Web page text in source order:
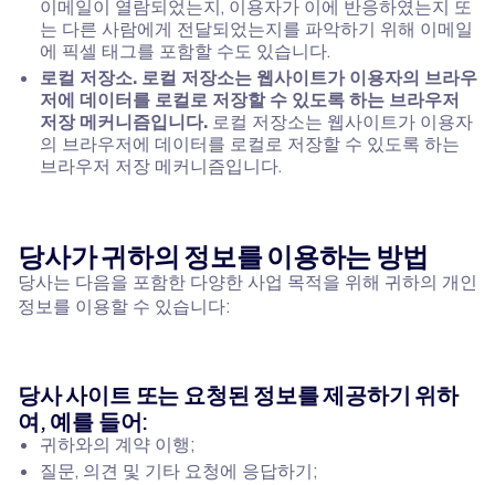
이메일이 열람되었는지, 이용자가 이에 반응하였는지 또
는 다른 사람에게 전달되었는지를 파악하기 위해 이메일
에 픽셀 태그를 포함할 수도 있습니다.
로컬 저장소. 로컬 저장소는 웹사이트가 이용자의 브라우
저에 데이터를 로컬로 저장할 수 있도록 하는 브라우저
저장 메커니즘입니다. 로컬 저장소는 웹사이트가 이용자
의 브라우저에 데이터를 로컬로 저장할 수 있도록 하는
브라우저 저장 메커니즘입니다.
당사가 귀하의 정보를 이용하는 방법
당사는 다음을 포함한 다양한 사업 목적을 위해 귀하의 개인
정보를 이용할 수 있습니다:
당사 사이트 또는 요청된 정보를 제공하기 위하
여, 예를 들어:
귀하와의 계약 이행;
질문, 의견 및 기타 요청에 응답하기;